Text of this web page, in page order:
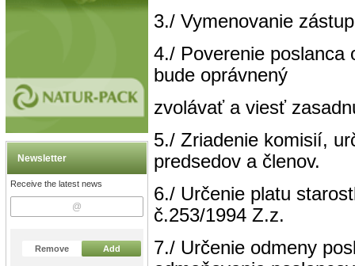
Newsletter
Receive the latest news
Remove Add
3./ Vymenovanie
4./ Poverenie poslanca
bude oprávnený
zvolávať a viesť
5./ Zriadenie komisií,
predsedov a členov.
6./ Určenie platu
č.253/1994 Z.z.
7./ Určenie odmeny